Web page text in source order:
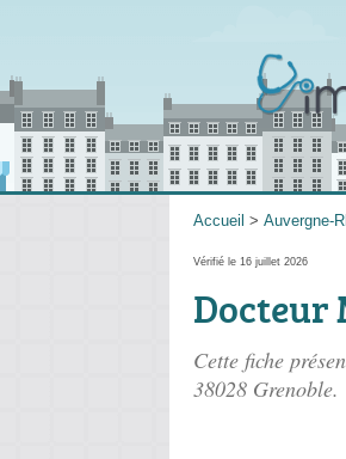
Accueil > Auvergne-
Vérifié le 16 juillet 2026
Docteur
Cette fiche
38028 Grenoble.